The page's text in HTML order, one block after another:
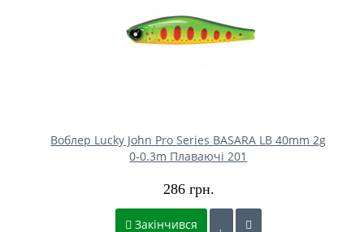
Воблер Lucky John Pro Series BASARA LB 40mm 2g
0-0.3m Плаваючі 201
286 грн.
Закінчився